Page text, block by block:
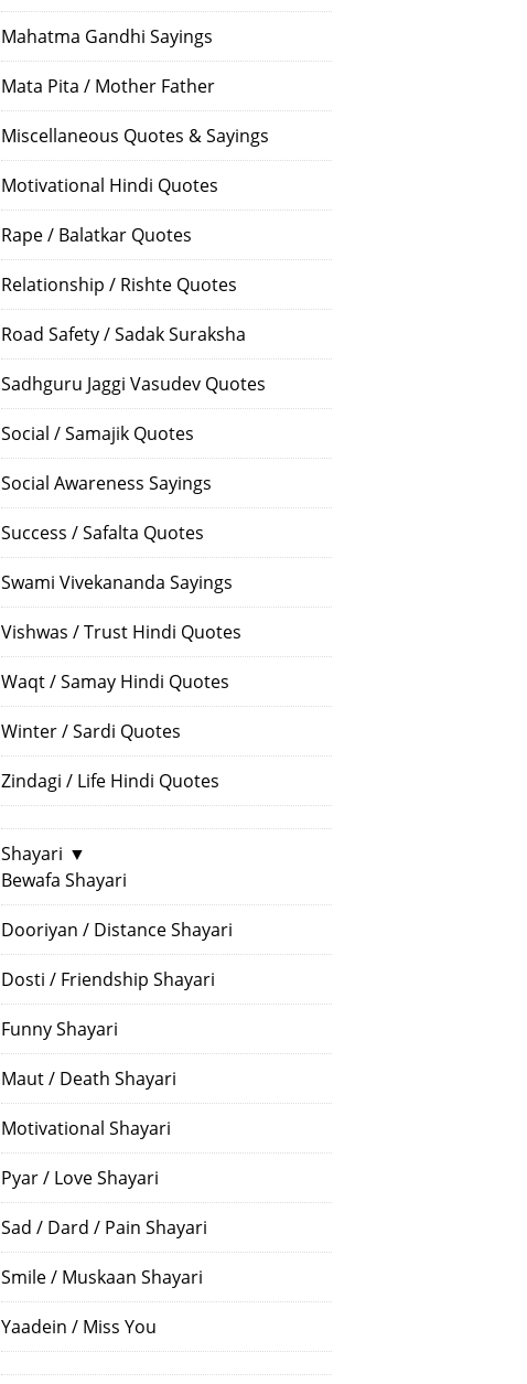
Mahatma Gandhi Sayings
Mata Pita / Mother Father
Miscellaneous Quotes & Sayings
Motivational Hindi Quotes
Rape / Balatkar Quotes
Relationship / Rishte Quotes
Road Safety / Sadak Suraksha
Sadhguru Jaggi Vasudev Quotes
Social / Samajik Quotes
Social Awareness Sayings
Success / Safalta Quotes
Swami Vivekananda Sayings
Vishwas / Trust Hindi Quotes
Waqt / Samay Hindi Quotes
Winter / Sardi Quotes
Zindagi / Life Hindi Quotes
Shayari ▼
Bewafa Shayari
Dooriyan / Distance Shayari
Dosti / Friendship Shayari
Funny Shayari
Maut / Death Shayari
Motivational Shayari
Pyar / Love Shayari
Sad / Dard / Pain Shayari
Smile / Muskaan Shayari
Yaadein / Miss You